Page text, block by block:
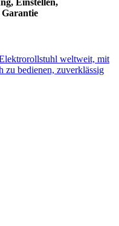
Einstellen,
Garantie
weltweit, mit
zu bedienen, zuverklässig